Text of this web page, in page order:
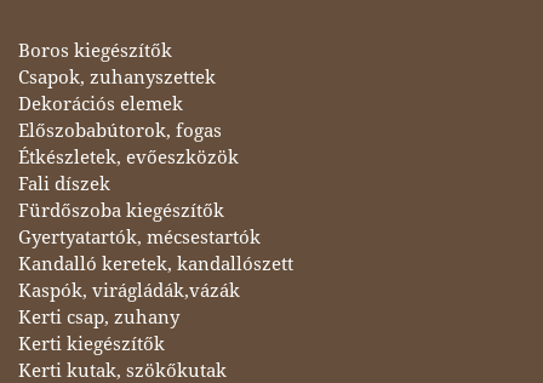
Boros kiegészítők
Csapok, zuhanyszettek
Dekorációs elemek
Előszobabútorok, fogas
Étkészletek, evőeszközök
Fali díszek
Fürdőszoba kiegészítők
Gyertyatartók, mécsestartók
Kandalló keretek, kandallószett
Kaspók, virágládák,vázák
Kerti csap, zuhany
Kerti kiegészítők
Kerti kutak, szökőkutak